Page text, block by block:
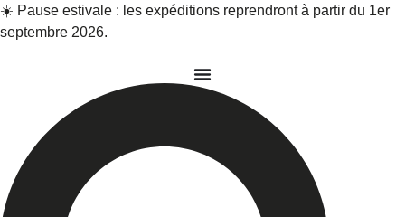
Aller
au
☀️ Pause estivale : les expéditions reprendront à partir du 1er
septembre 2026.